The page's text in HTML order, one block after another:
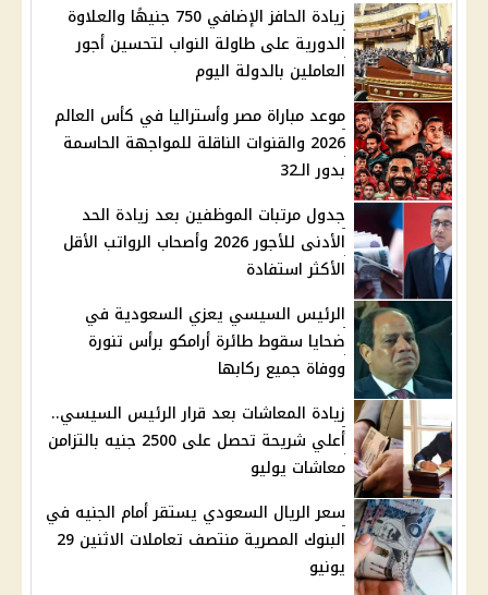
زيادة الحافز الإضافي 750 جنيهًا والعلاوة
الدورية على طاولة النواب لتحسين أجور
العاملين بالدولة اليوم
موعد مباراة مصر وأستراليا في كأس العالم
2026 والقنوات الناقلة للمواجهة الحاسمة
بدور الـ32
جدول مرتبات الموظفين بعد زيادة الحد
الأدنى للأجور 2026 وأصحاب الرواتب الأقل
الأكثر استفادة
الرئيس السيسي يعزي السعودية في
ضحايا سقوط طائرة أرامكو برأس تنورة
ووفاة جميع ركابها
زيادة المعاشات بعد قرار الرئيس السيسي..
أعلي شريحة تحصل على 2500 جنيه بالتزامن
معاشات يوليو
سعر الريال السعودي يستقر أمام الجنيه في
البنوك المصرية منتصف تعاملات الاثنين 29
يونيو